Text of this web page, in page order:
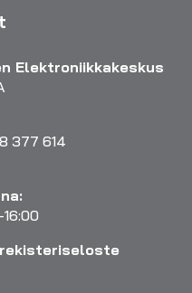
Elektroniikkakeskus
377 614